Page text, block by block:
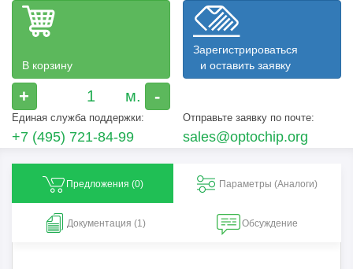
В корзину
+ -
Зарегистрироваться
и оставить заявку
Единая служба поддержки:
+7 (495) 721-84-99
Отправьте заявку по почте:
sales@optochip.org
Предложения (0) Параметры (Aналоги)
Документация (1) Обсуждение